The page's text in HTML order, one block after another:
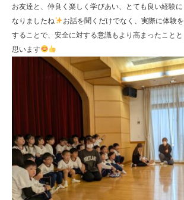
お友達と、仲良く楽しく学びあい、とても良い経験に
なりましたね
お話を聞くだけでなく、実際に体験を
することで、安全に対する意識もより高まったことと
思います